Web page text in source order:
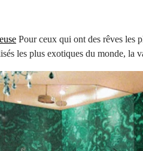
Pour ceux qui ont des rêves les
les plus exotiques du monde, la